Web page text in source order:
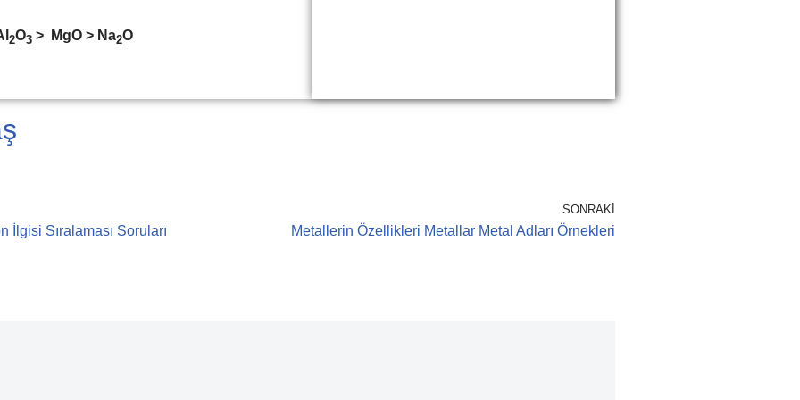
2O3 > MgO > Na2O
Sıralaması Soruları
SONRAKI
Metallerin Özellikleri Metallar Metal Adları Örnekleri